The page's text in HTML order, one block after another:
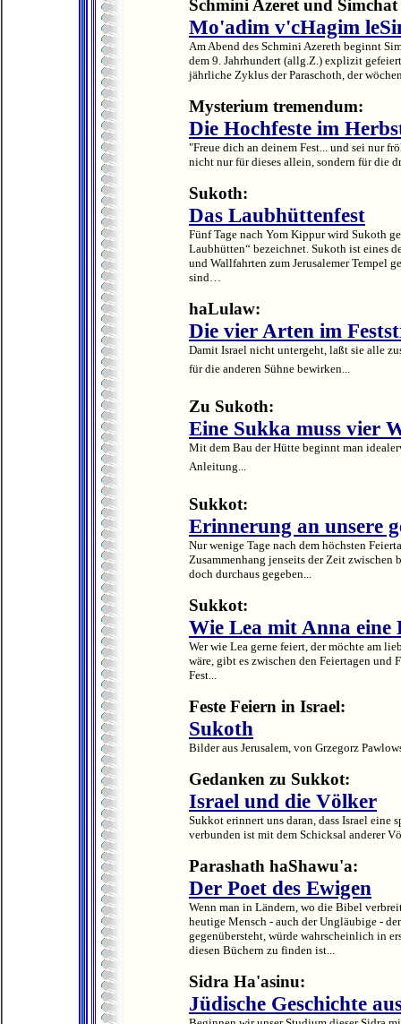
Schmini Azeret und
Mo'adim v'cHagim
Am Abend des Schmini Azereth beginnt
dem 9. Jahrhundert (allg.Z.) explizit
jährliche Zyklus der Paraschoth, der
Mysterium tremendum:
Die Hochfeste im
"Freue dich an deinem Fest... und sei nur
nicht nur für dieses allein, sondern für die
Sukoth:
Das Laubhüttenfest
Fünf Tage nach Yom Kippur wird Sukoth
Laubhütten“ bezeichnet. Sukoth ist eines
und Wallfahrten zum Jerusalemer Tempel
sind…
haLulaw:
Die vier Arten im
Damit Israel nicht untergeht, laßt sie alle
für die anderen Sühne bewirken...
Zu Sukoth:
Eine Sukka muss vier
Mit dem Bau der Hütte beginnt man
Anleitung...
Sukkot:
Erinnerung an unsere
Nur wenige Tage nach dem höchsten
Zusammenhang jenseits der Zeit zwischen
doch durchaus gegeben...
Sukkot:
Wie Lea mit Anna
Wer wie Lea gerne feiert, der möchte am
wäre, gibt es zwischen den Feiertagen und
Fest...
Feste Feiern in Israel:
Sukoth
Bilder aus Jerusalem, von Grzegorz
Gedanken zu Sukkot:
Israel und die Völker
Sukkot erinnert uns daran, dass Israel eine
verbunden ist mit dem Schicksal anderer
Parashath haShawu'a:
Der Poet des Ewigen
Wenn man in Ländern, wo die Bibel
heutige Mensch - auch der Ungläubige -
gegenübersteht, würde wahrscheinlich in
diesen Büchern zu finden ist...
Sidra Ha'asinu:
Jüdische Geschichte